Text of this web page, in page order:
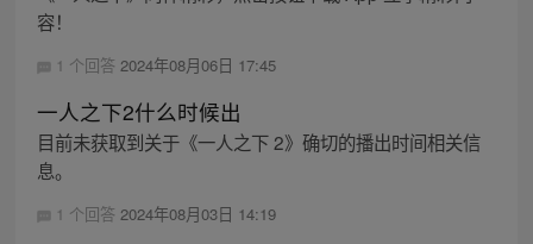
容！
1 个回答 2024年08月06日 17:45
一人之下2什么时候出
目前未获取到关于《一人之下 2》确切的播出时间相关信
息。
1 个回答 2024年08月03日 14:19